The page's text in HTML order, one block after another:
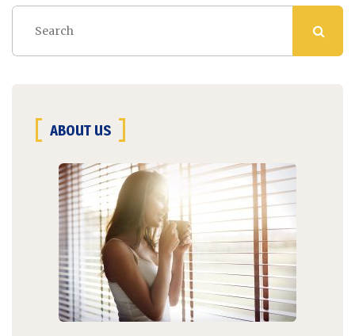
ABOUT US